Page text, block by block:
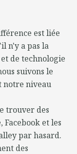
est liée
n'y a pas la
de technologie
suivons le
notre niveau
trouver des
et les
par hasard.
des